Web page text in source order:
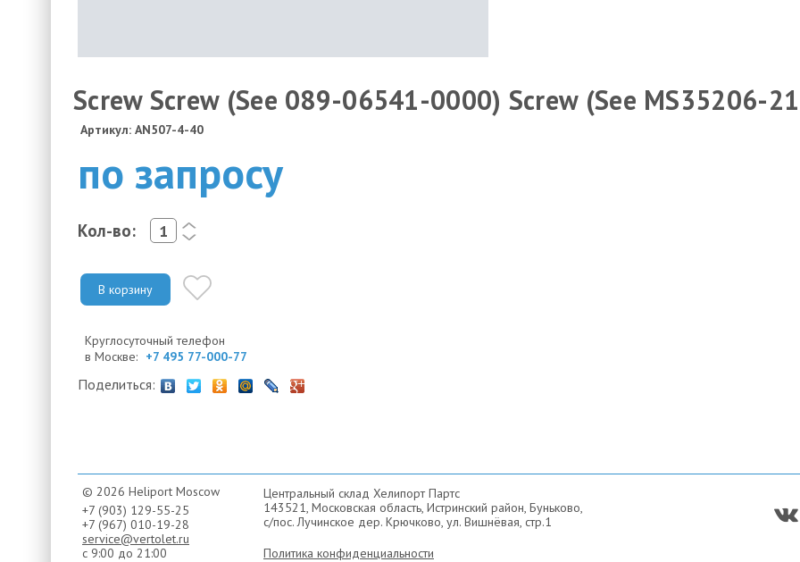
Screw Screw (See 089-06541-0000) Screw (See MS35206-
Артикул: AN507-4-40
по запросу
Кол-во:
<
>
В корзину
Круглосуточный телефон
в Москве: +7 495 77-000-77
Поделиться:
© 2026 Heliport Moscow
+7 (903) 129-55-25
+7 (967) 010-19-28
service@vertolet.ru
с 9:00 до 21:00
Центральный склад Хелипорт Партс
143521, Московская область, Истринский район, Буньково,
с/пос. Лучинское дер. Крючково, ул. Вишнёвая, стр.1
Политика конфиденциальности